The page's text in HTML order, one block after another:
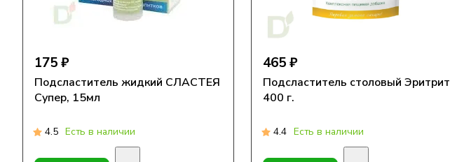
175 ₽
Подсластитель жидкий СЛАСТЕЯ
Супер, 15мл
4.5 Есть в наличии
465 ₽
Подсластитель столовый Эритрит
400 г.
4.4 Есть в наличии